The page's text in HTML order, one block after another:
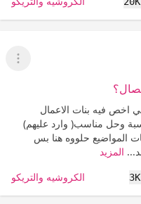
عرض
اخص فيه بنات الاعمال
وحل مناسب( وارد عليهم)
المواضيع حلووه هنا بس
المزيد
3K الكروشيه والتريكو